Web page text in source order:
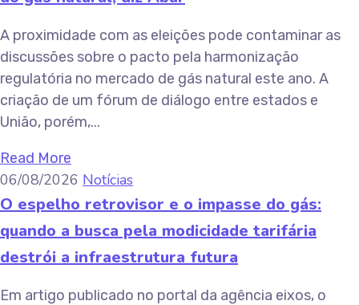
A proximidade com as eleições pode contaminar as
discussões sobre o pacto pela harmonização
regulatória no mercado de gás natural este ano. A
criação de um fórum de diálogo entre estados e
União, porém,...
Read More
06/08/2026 Notícias
O espelho retrovisor e o impasse do gás:
quando a busca pela modicidade tarifária
destrói a infraestrutura futura
Em artigo publicado no portal da agência eixos, o